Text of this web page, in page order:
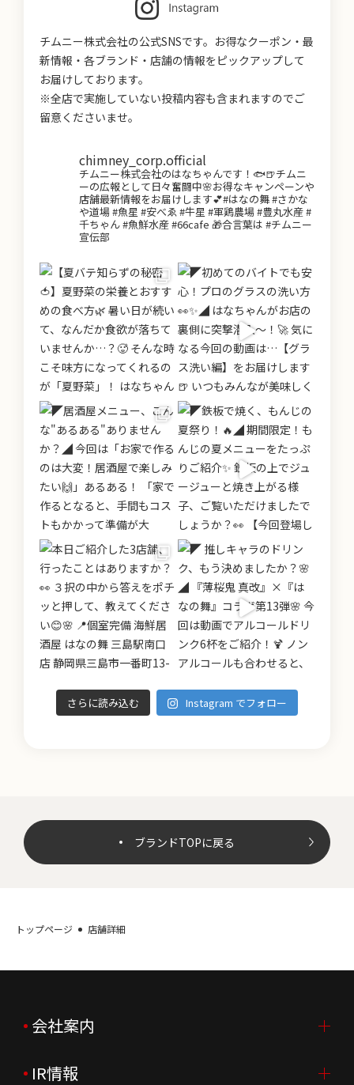
チムニー株式会社の公式SNSです。お得なクーポン・最
新情報・各ブランド・店舗の情報をピックアップして
お届けしております。
※全店で実施していない投稿内容も含まれますのでご
留意くださいませ。
chimney_corp.official
チムニー株式会社のはなちゃんです！🐟🍺チムニ
ーの広報として日々奮闘中🌸お得なキャンペーンや
店舗最新情報をお届けします💕#はなの舞 #さかな
や道場 #魚星 #安べゑ #牛星 #軍鶏農場 #豊丸水産 #
千ちゃん #魚鮮水産 #66cafe 🎁合言葉は #チムニー
宣伝部
さらに読み込む Instagram でフォロー
ブランドTOPに戻る
トップページ 店舗詳細
会社案内
会社案内TOP
IR情報